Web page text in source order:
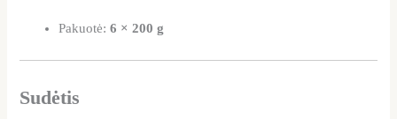
Pakuotė:6 × 200 g
Sudėtis